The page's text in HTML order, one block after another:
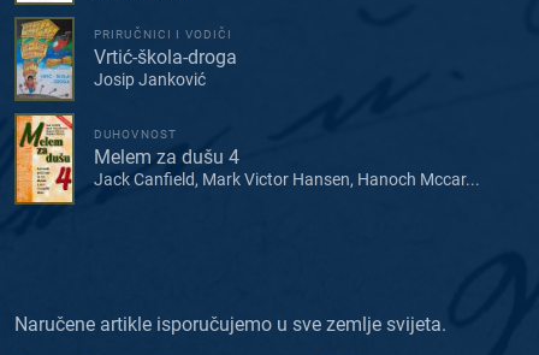
PRIRUČNICI I VODIČI
Vrtić-škola-droga
Josip Janković
DUHOVNOST
Melem za dušu 4
Jack Canfield, Mark Victor Hansen, Hanoch Mccar...
Naručene artikle isporučujemo u sve zemlje svijeta.